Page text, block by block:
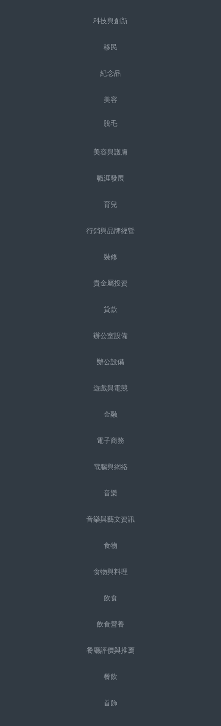
科技與創新
移民
紀念品
美容
脫毛
美容與護膚
職涯發展
育兒
行銷與品牌經營
裝修
貴金屬投資
貸款
辦公室設備
辦公設備
遊戲與電競
金融
電子商務
電腦與網絡
音樂
音樂與藝文資訊
食物
食物與料理
飲食
飲食營養
餐廳評價與推薦
餐飲
首飾